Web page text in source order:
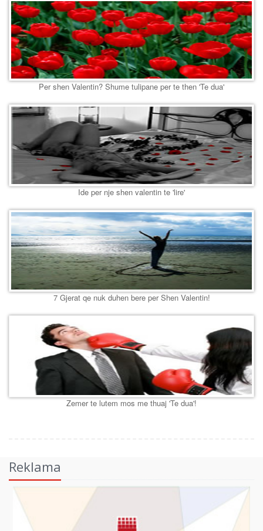
Per shen Valentin? Shume tulipane per te then 'Te dua'
Ide per nje shen valentin te 'lire'
7 Gjerat qe nuk duhen bere per Shen Valentin!
Zemer te lutem mos me thuaj 'Te dua'!
Reklama